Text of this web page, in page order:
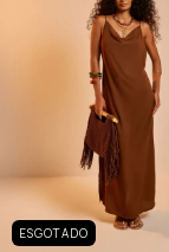
ESGOTADO